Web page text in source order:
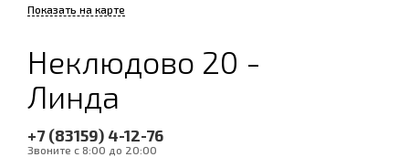
Показать на карте
Неклюдово 20 -
Линда
+7 (83159) 4-12-76
Звоните с 8:00 до 20:00